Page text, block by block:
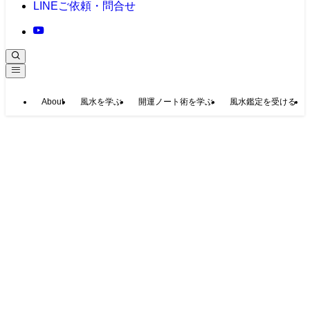
LINEご依頼・問合せ
About 風水を学ぶ 開運ノート術を学ぶ 風水鑑定を受ける